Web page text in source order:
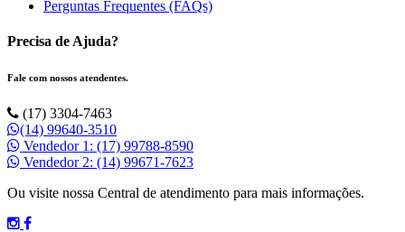
Perguntas Frequentes (FAQs)
Precisa de Ajuda?
Fale com nossos atendentes.
(17) 3304-7463
(14) 99640-3510
Vendedor 1: (17) 99788-8590
Vendedor 2: (14) 99671-7623
Ou visite nossa Central de atendimento para mais informações.